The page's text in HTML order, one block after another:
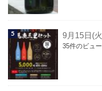
9月15日(
35件のビュー